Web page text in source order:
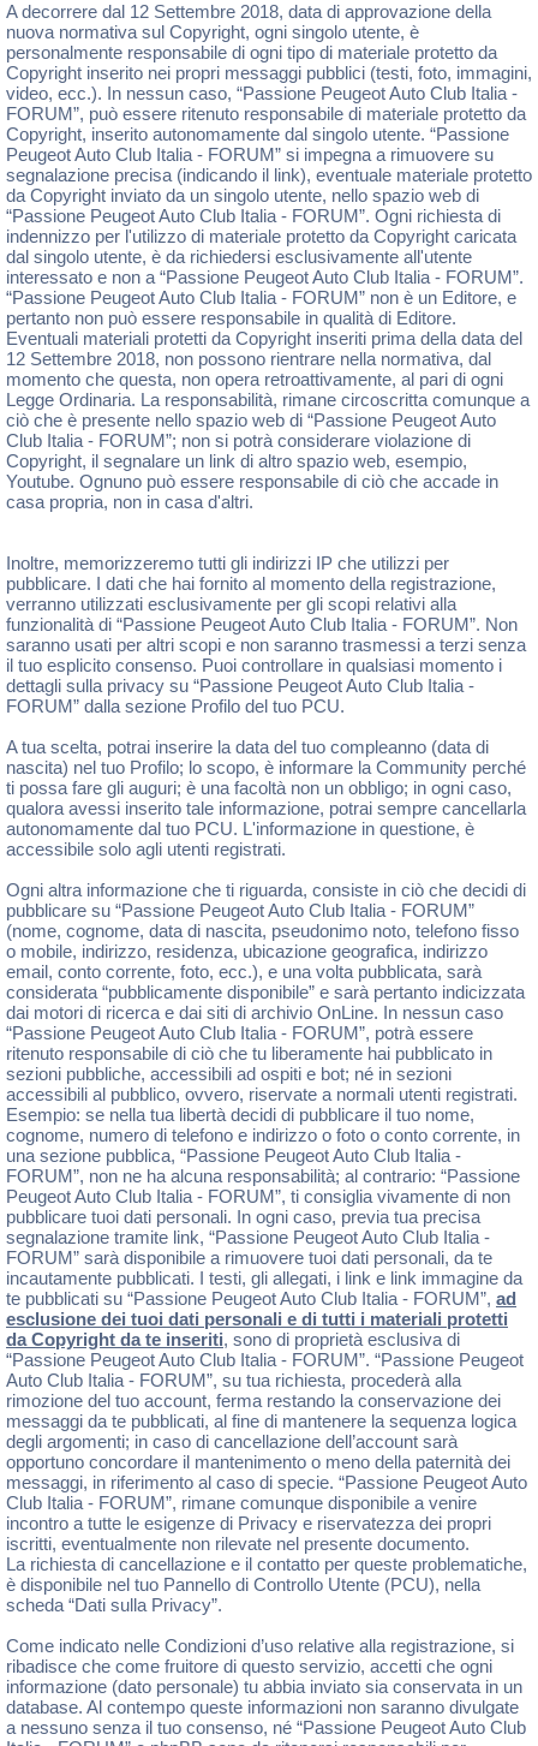
A decorrere dal 12 Settembre 2018, data di approvazione della
nuova normativa sul Copyright, ogni singolo utente, è
personalmente responsabile di ogni tipo di materiale protetto da
Copyright inserito nei propri messaggi pubblici (testi, foto, immagini,
video, ecc.). In nessun caso, “Passione Peugeot Auto Club Italia -
FORUM”, può essere ritenuto responsabile di materiale protetto da
Copyright, inserito autonomamente dal singolo utente. “Passione
Peugeot Auto Club Italia - FORUM” si impegna a rimuovere su
segnalazione precisa (indicando il link), eventuale materiale protetto
da Copyright inviato da un singolo utente, nello spazio web di
“Passione Peugeot Auto Club Italia - FORUM”. Ogni richiesta di
indennizzo per l'utilizzo di materiale protetto da Copyright caricata
dal singolo utente, è da richiedersi esclusivamente all'utente
interessato e non a “Passione Peugeot Auto Club Italia - FORUM”.
“Passione Peugeot Auto Club Italia - FORUM” non è un Editore, e
pertanto non può essere responsabile in qualità di Editore.
Eventuali materiali protetti da Copyright inseriti prima della data del
12 Settembre 2018, non possono rientrare nella normativa, dal
momento che questa, non opera retroattivamente, al pari di ogni
Legge Ordinaria. La responsabilità, rimane circoscritta comunque a
ciò che è presente nello spazio web di “Passione Peugeot Auto
Club Italia - FORUM”; non si potrà considerare violazione di
Copyright, il segnalare un link di altro spazio web, esempio,
Youtube. Ognuno può essere responsabile di ciò che accade in
casa propria, non in casa d'altri.
Inoltre, memorizzeremo tutti gli indirizzi IP che utilizzi per
pubblicare. I dati che hai fornito al momento della registrazione,
verranno utilizzati esclusivamente per gli scopi relativi alla
funzionalità di “Passione Peugeot Auto Club Italia - FORUM”. Non
saranno usati per altri scopi e non saranno trasmessi a terzi senza
il tuo esplicito consenso. Puoi controllare in qualsiasi momento i
dettagli sulla privacy su “Passione Peugeot Auto Club Italia -
FORUM” dalla sezione Profilo del tuo PCU.
A tua scelta, potrai inserire la data del tuo compleanno (data di
nascita) nel tuo Profilo; lo scopo, è informare la Community perché
ti possa fare gli auguri; è una facoltà non un obbligo; in ogni caso,
qualora avessi inserito tale informazione, potrai sempre cancellarla
autonomamente dal tuo PCU. L'informazione in questione, è
accessibile solo agli utenti registrati.
Ogni altra informazione che ti riguarda, consiste in ciò che decidi di
pubblicare su “Passione Peugeot Auto Club Italia - FORUM”
(nome, cognome, data di nascita, pseudonimo noto, telefono fisso
o mobile, indirizzo, residenza, ubicazione geografica, indirizzo
email, conto corrente, foto, ecc.), e una volta pubblicata, sarà
considerata “pubblicamente disponibile” e sarà pertanto indicizzata
dai motori di ricerca e dai siti di archivio OnLine. In nessun caso
“Passione Peugeot Auto Club Italia - FORUM”, potrà essere
ritenuto responsabile di ciò che tu liberamente hai pubblicato in
sezioni pubbliche, accessibili ad ospiti e bot; né in sezioni
accessibili al pubblico, ovvero, riservate a normali utenti registrati.
Esempio: se nella tua libertà decidi di pubblicare il tuo nome,
cognome, numero di telefono e indirizzo o foto o conto corrente, in
una sezione pubblica, “Passione Peugeot Auto Club Italia -
FORUM”, non ne ha alcuna responsabilità; al contrario: “Passione
Peugeot Auto Club Italia - FORUM”, ti consiglia vivamente di non
pubblicare tuoi dati personali. In ogni caso, previa tua precisa
segnalazione tramite link, “Passione Peugeot Auto Club Italia -
FORUM” sarà disponibile a rimuovere tuoi dati personali, da te
incautamente pubblicati. I testi, gli allegati, i link e link immagine da
te pubblicati su “Passione Peugeot Auto Club Italia - FORUM”, ad
esclusione dei tuoi dati personali e di tutti i materiali protetti
da Copyright da te inseriti, sono di proprietà esclusiva di
“Passione Peugeot Auto Club Italia - FORUM”. “Passione Peugeot
Auto Club Italia - FORUM”, su tua richiesta, procederà alla
rimozione del tuo account, ferma restando la conservazione dei
messaggi da te pubblicati, al fine di mantenere la sequenza logica
degli argomenti; in caso di cancellazione dell’account sarà
opportuno concordare il mantenimento o meno della paternità dei
messaggi, in riferimento al caso di specie. “Passione Peugeot Auto
Club Italia - FORUM”, rimane comunque disponibile a venire
incontro a tutte le esigenze di Privacy e riservatezza dei propri
iscritti, eventualmente non rilevate nel presente documento.
La richiesta di cancellazione e il contatto per queste problematiche,
è disponibile nel tuo Pannello di Controllo Utente (PCU), nella
scheda “Dati sulla Privacy”.
Come indicato nelle Condizioni d’uso relative alla registrazione, si
ribadisce che come fruitore di questo servizio, accetti che ogni
informazione (dato personale) tu abbia inviato sia conservata in un
database. Al contempo queste informazioni non saranno divulgate
a nessuno senza il tuo consenso, né “Passione Peugeot Auto Club